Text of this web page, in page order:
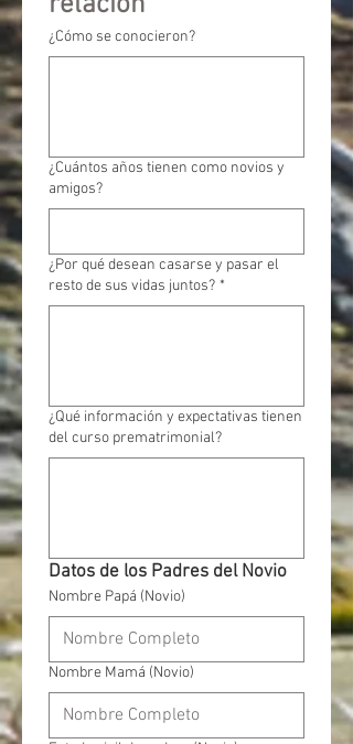
¿Cómo se conocieron?
¿Cuántos años tienen como novios y
amigos?
¿Por qué desean casarse y pasar el
resto de sus vidas juntos? *
¿Qué información y expectativas tienen
del curso prematrimonial?
Datos de los Padres del Novio
Nombre Papá (Novio)
Nombre Mamá (Novio)